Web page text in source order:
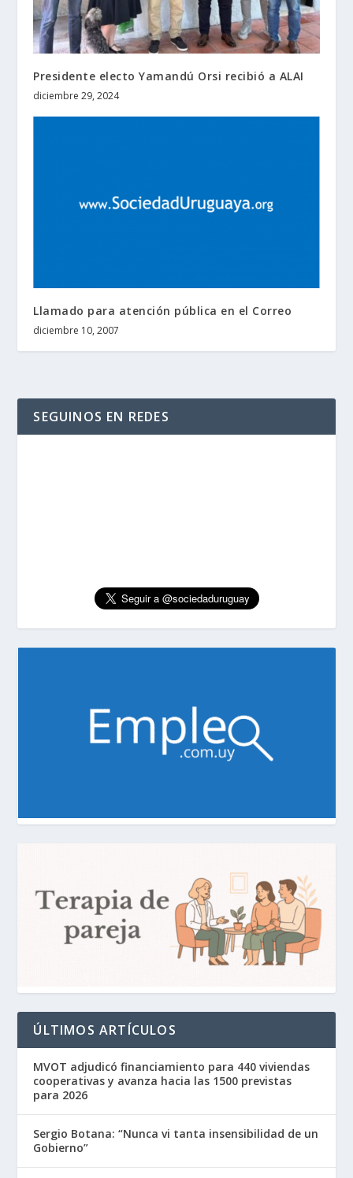
Presidente electo Yamandú Orsi recibió a ALAI
diciembre 29, 2024
Llamado para atención pública en el Correo
diciembre 10, 2007
SEGUINOS EN REDES
ÚLTIMOS ARTÍCULOS
MVOT adjudicó financiamiento para 440 viviendas
cooperativas y avanza hacia las 1500 previstas
para 2026
Sergio Botana: “Nunca vi tanta insensibilidad de un
Gobierno”